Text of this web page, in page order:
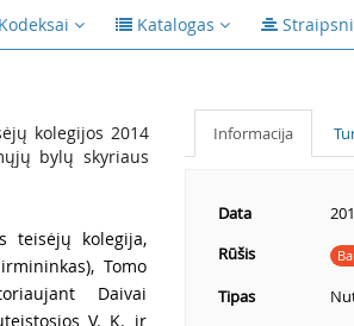
Kodeksai Katalogas
kolegijos 2014
bylų skyriaus
teisėjų kolegija,
Tomo
Daivai
V. K. ir
Informacija
Data
Rūšis
Tipas